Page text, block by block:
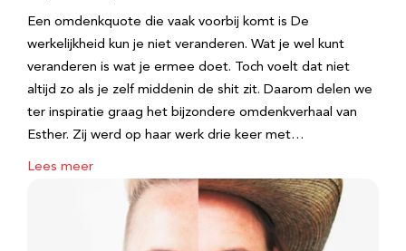
Een omdenkquote die vaak voorbij komt is De
werkelijkheid kun je niet veranderen. Wat je wel kunt
veranderen is wat je ermee doet. Toch voelt dat niet
altijd zo als je zelf middenin de shit zit. Daarom delen we
ter inspiratie graag het bijzondere omdenkverhaal van
Esther. Zij werd op haar werk drie keer met…
Lees meer